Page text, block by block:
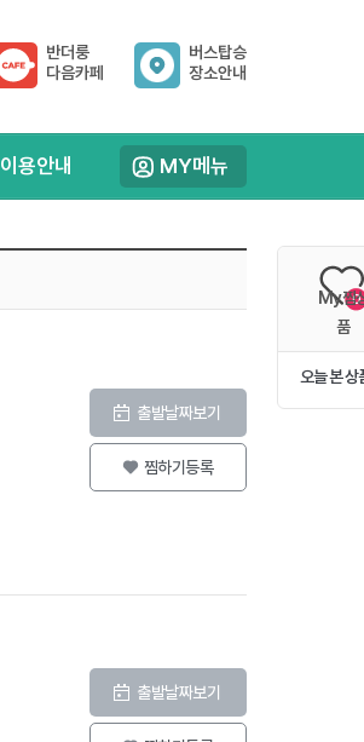
반더룽
다음카페
버스탑승
장소안내
이용안내 MY메뉴
0
My찜
품
오늘 본 상
출발날짜보기
찜하기등록
출발날짜보기